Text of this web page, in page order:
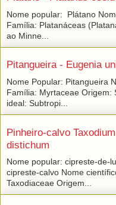
Nome popular: Plátano
Família: Platanáceas
ao Minne...
Pitangueira - Eugenia
Nome Popular: Pitangueira
Família: Myrtaceae Origem:
ideal: Subtropi...
Pinheiro-calvo Taxodium
distichum
Nome popular: cipreste-de-
cipreste-calvo Nome
Taxodiaceae Origem...